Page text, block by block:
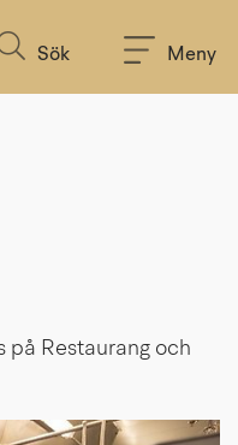
Sök Meny
på Restaurang och